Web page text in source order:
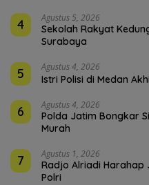
4 Agustus 5, 2026
Sekolah Rakyat
Surabaya
5 Agustus 4, 2026
Istri Polisi di Medan
6 Agustus 4, 2026
Polda Jatim Bongkar
Murah
7 Agustus 1, 2026
Radjo Alriadi
Polri